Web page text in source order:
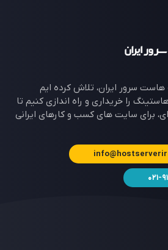
سرور ایران، تلاش کرده ایم
را خریداری و راه اندازی کنیم تا
برای سایت های کسب و کارهای ایرانی
021-